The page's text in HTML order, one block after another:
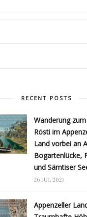
RECENT POSTS
Wanderung
Rösti im
Land vorbei an
Bogartenlücke,
und Sämtiser
26 JUL 2021
Appenzeller